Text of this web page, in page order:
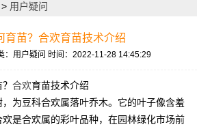
> 用户疑问
育苗？合欢育苗技术介绍
：用户疑问 时间：2022-11-28 14:45:29
合欢育苗技术介绍
为豆科合欢属落叶乔木。它的叶子像含羞
是合欢属的彩叶品种，在园林绿化市场前